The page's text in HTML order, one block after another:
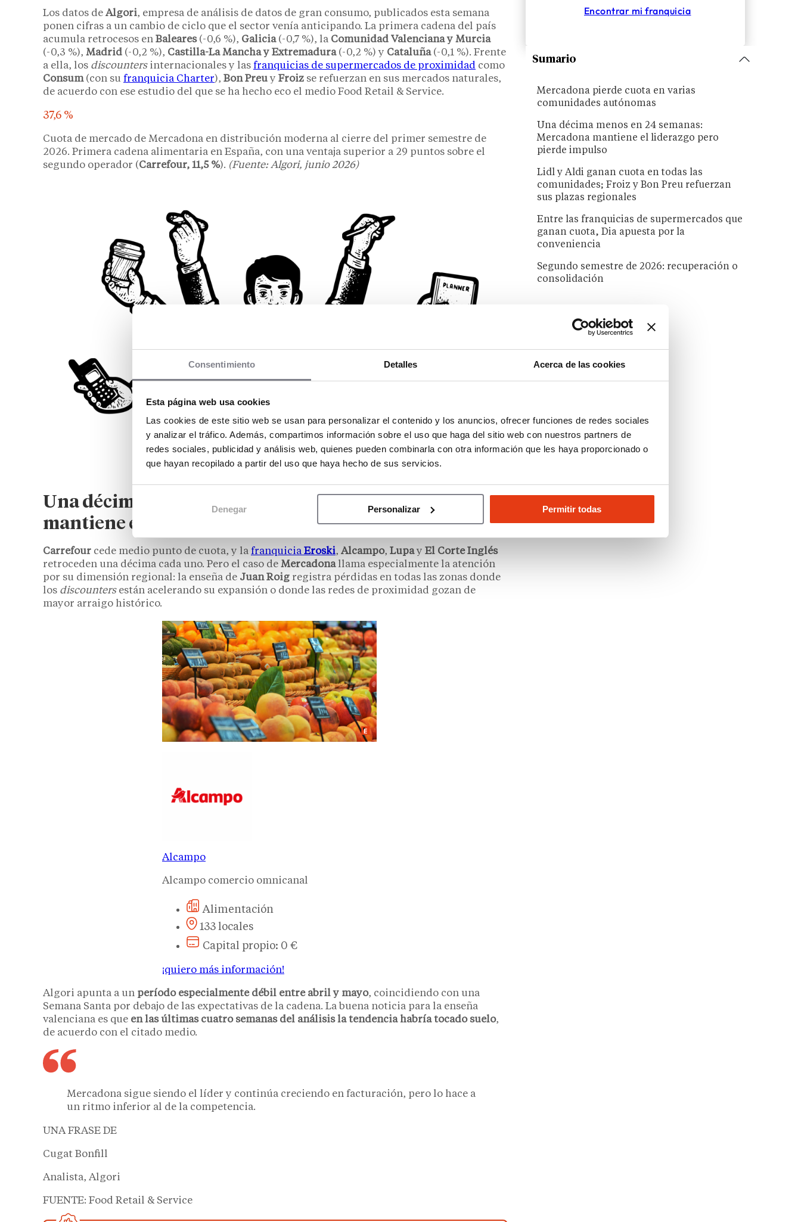
Consentimiento Detalles Acerca de las cookies
Esta página web usa cookies
Las cookies de este sitio web se usan para personalizar el contenido y los anuncios, ofrecer funciones de redes sociales
y analizar el tráfico. Además, compartimos información sobre el uso que haga del sitio web con nuestros partners de
redes sociales, publicidad y análisis web, quienes pueden combinarla con otra información que les haya proporcionado o
que hayan recopilado a partir del uso que haya hecho de sus servicios.
Denegar Personalizar Permitir todas
Los datos de Algori, empresa de análisis de datos de gran consumo, publicados esta semana
ponen cifras a un cambio de ciclo que el sector venía anticipando. La primera cadena del país
acumula retrocesos en Baleares(-0,6 %), Galicia(-0,7 %), la Comunidad Valenciana y Murcia
(-0,3 %), Madrid (-0,2 %), Castilla-La Mancha y Extremadura(-0,2 %) y Cataluña(-0,1 %). Frente
a ella, los discountersinternacionales y las franquicias de supermercados de proximidad como
Consum(con su franquicia Charter), Bon Preuy Froiz se refuerzan en sus mercados naturales,
de acuerdo con ese estudio del que se ha hecho eco el medio Food Retail & Service.
37,6 %
Cuota de mercado de Mercadona en distribución moderna al cierre del primer semestre de
2026. Primera cadena alimentaria en España, con una ventaja superior a 29 puntos sobre el
segundo operador (Carrefour, 11,5 %). (Fuente: Algori, junio 2026)
Una décima menos en 24 semanas: Mercadona
mantiene el liderazgo pero pierde impulso
Carrefour cede medio punto de cuota, y la franquicia Eroski, Alcampo, Lupay El Corte Inglés
retroceden una décima cada uno. Pero el caso de Mercadonallama especialmente la atención
por su dimensión regional: la enseña de Juan Roig registra pérdidas en todas las zonas donde
los discountersestán acelerando su expansión o donde las redes de proximidad gozan de
mayor arraigo histórico.
Alcampo
Alcampo comercio omnicanal
Alimentación
133 locales
Capital propio: 0 €
¡quiero más información!
Algori apunta a un período especialmente débil entre abril y mayo, coincidiendo con una
Semana Santa por debajo de las expectativas de la cadena. La buena noticia para la enseña
valenciana es que en las últimas cuatro semanas del análisis la tendencia habría tocado suelo,
de acuerdo con el citado medio.
Mercadona sigue siendo el líder y continúa creciendo en facturación, pero lo hace a
un ritmo inferior al de la competencia.
UNA FRASE DE
Cugat Bonfill
Analista, Algori
FUENTE: Food Retail & Service
Encontrar mi franquicia
Sumario
Mercadona pierde cuota en varias
comunidades autónomas
Una décima menos en 24 semanas:
Mercadona mantiene el liderazgo pero
pierde impulso
Lidl y Aldi ganan cuota en todas las
comunidades; Froiz y Bon Preu refuerzan
sus plazas regionales
Entre las franquicias de supermercados que
ganan cuota, Dia apuesta por la
conveniencia
Segundo semestre de 2026: recuperación o
consolidación